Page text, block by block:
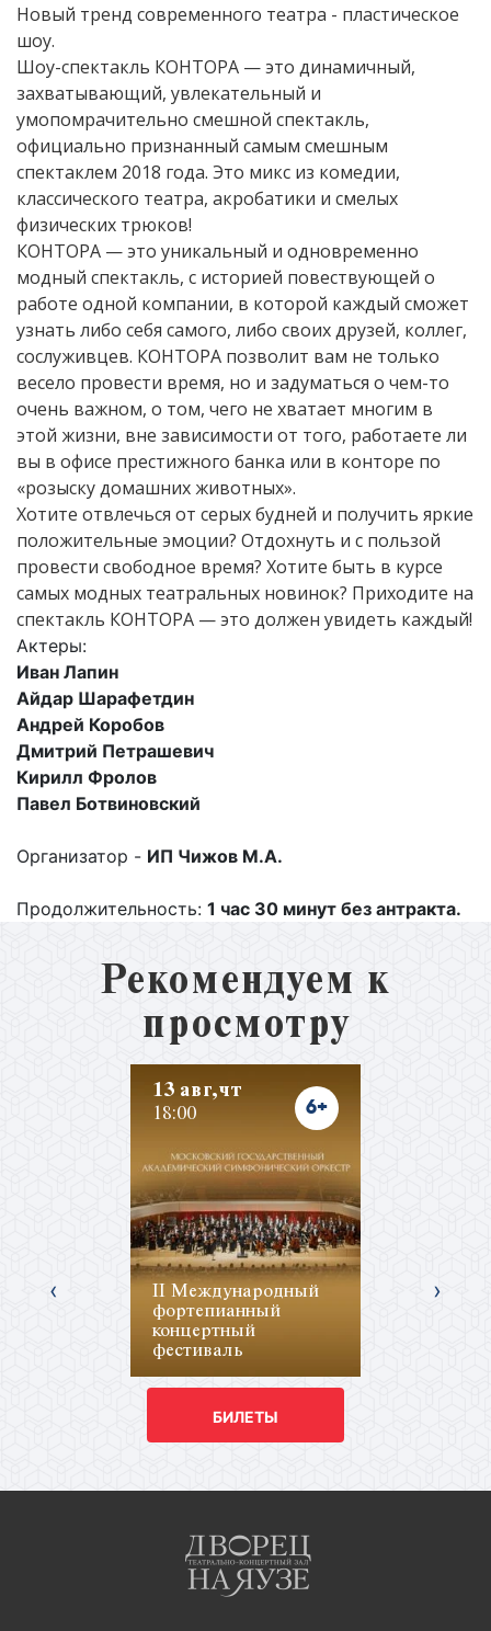
Новый тренд современного театра - пластическое
шоу.
Шоу-спектакль КОНТОРА — это динамичный,
захватывающий, увлекательный и
умопомрачительно смешной спектакль,
официально признанный самым смешным
спектаклем 2018 года. Это микс из комедии,
классического театра, акробатики и смелых
физических трюков!
КОНТОРА — это уникальный и одновременно
модный спектакль, с историей повествующей о
работе одной компании, в которой каждый сможет
узнать либо себя самого, либо своих друзей, коллег,
сослуживцев. КОНТОРА позволит вам не только
весело провести время, но и задуматься о чем-то
очень важном, о том, чего не хватает многим в
этой жизни, вне зависимости от того, работаете ли
вы в офисе престижного банка или в конторе по
«розыску домашних животных».
Хотите отвлечься от серых будней и получить яркие
положительные эмоции? Отдохнуть и с пользой
провести свободное время? Хотите быть в курсе
самых модных театральных новинок? Приходите на
спектакль КОНТОРА — это должен увидеть каждый!
Актеры:
Иван Лапин
Айдар Шарафетдин
Андрей Коробов
Дмитрий Петрашевич
Кирилл Фролов
Павел Ботвиновский
Организатор - ИП Чижов М.А.
Продолжительность: 1 час 30 минут без антракта.
Рекомендуем к
просмотру
13 авг,чт
18:00 6+
II Международный
фортепианный
концертный
фестиваль
БИЛЕТЫ
‹ ›